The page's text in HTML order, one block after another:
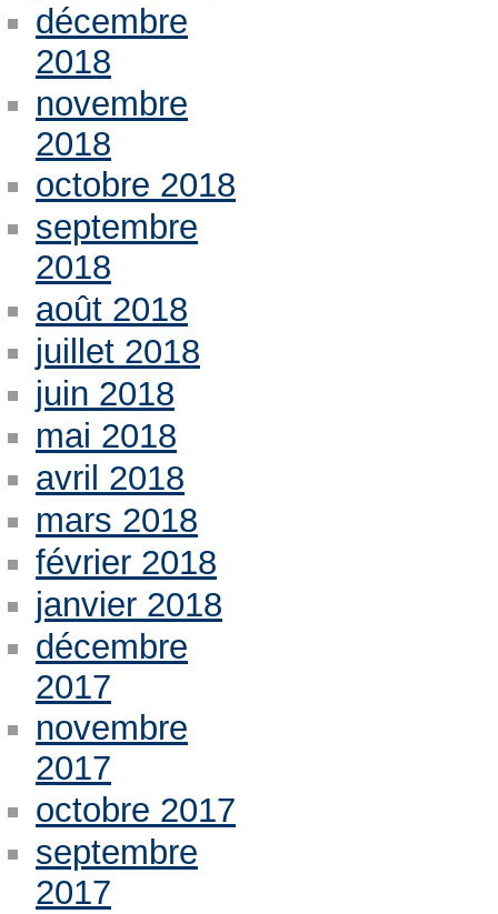
décembre
2018
novembre
2018
octobre 2018
septembre
2018
août 2018
juillet 2018
juin 2018
mai 2018
avril 2018
mars 2018
février 2018
janvier 2018
décembre
2017
novembre
2017
octobre 2017
septembre
2017